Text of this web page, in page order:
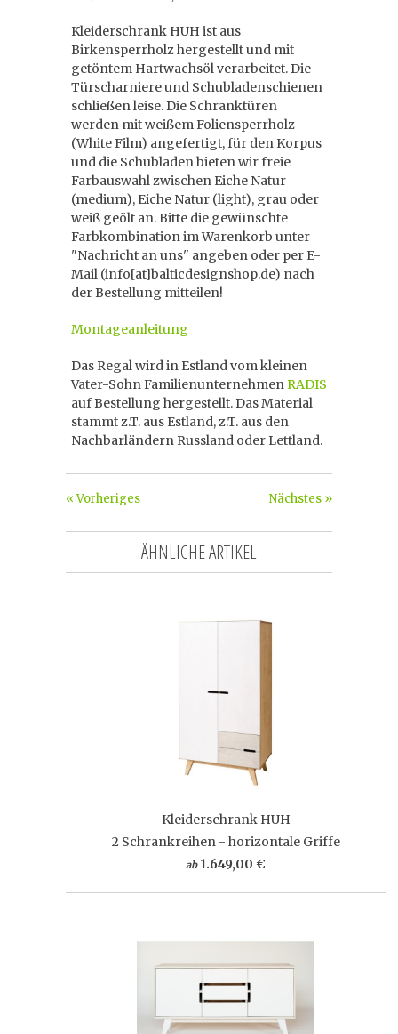
Kleiderschrank HUH ist aus
Birkensperrholz hergestellt und mit
getöntem Hartwachsöl verarbeitet. Die
Türscharniere und Schubladenschienen
schließen leise. Die Schranktüren
werden mit weißem Foliensperrholz
(White Film) angefertigt, für den Korpus
und die Schubladen bieten wir freie
Farbauswahl zwischen Eiche Natur
(medium), Eiche Natur (light), grau oder
weiß geölt an. Bitte die gewünschte
Farbkombination im Warenkorb unter
"Nachricht an uns" angeben oder per E-
Mail (info[at]balticdesignshop.de) nach
der Bestellung mitteilen!
Montageanleitung
Das Regal wird in Estland vom kleinen
Vater-Sohn FamilienunternehmenRADIS
auf Bestellung hergestellt. Das Material
stammt z.T. aus Estland, z.T. aus den
Nachbarländern Russland oder Lettland.
Nächstes »
« Vorheriges
ÄHNLICHE ARTIKEL
Kleiderschrank HUH
2 Schrankreihen - horizontale Griffe
ab 1.649,00 €